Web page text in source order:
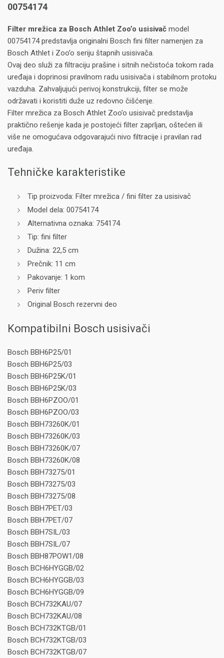
00754174
Filter mrežica za Bosch Athlet Zoo’o usisivač model
00754174 predstavlja originalni Bosch fini filter namenjen za
Bosch Athlet i Zoo’o seriju štapnih usisivača.
Ovaj deo služi za filtraciju prašine i sitnih nečistoća tokom rada
uređaja i doprinosi pravilnom radu usisivača i stabilnom protoku
vazduha. Zahvaljujući perivoj konstrukciji, filter se može
održavati i koristiti duže uz redovno čišćenje.
Filter mrežica za Bosch Athlet Zoo’o usisivač predstavlja
praktično rešenje kada je postojeći filter zaprljan, oštećen ili
više ne omogućava odgovarajući nivo filtracije i pravilan rad
uređaja.
Tehničke karakteristike
Tip proizvoda: Filter mrežica / fini filter za usisivač
Model dela: 00754174
Alternativna oznaka: 754174
Tip: fini filter
Dužina: 22,5 cm
Prečnik: 11 cm
Pakovanje: 1 kom
Periv filter
Original Bosch rezervni deo
Kompatibilni Bosch usisivači
Bosch BBH6P25/01
Bosch BBH6P25/03
Bosch BBH6P25K/01
Bosch BBH6P25K/03
Bosch BBH6PZOO/01
Bosch BBH6PZOO/03
Bosch BBH73260K/01
Bosch BBH73260K/03
Bosch BBH73260K/07
Bosch BBH73260K/08
Bosch BBH73275/01
Bosch BBH73275/03
Bosch BBH73275/08
Bosch BBH7PET/03
Bosch BBH7PET/07
Bosch BBH7SIL/03
Bosch BBH7SIL/07
Bosch BBH87POW1/08
Bosch BCH6HYGGB/02
Bosch BCH6HYGGB/03
Bosch BCH6HYGGB/09
Bosch BCH732KAU/07
Bosch BCH732KAU/08
Bosch BCH732KTGB/01
Bosch BCH732KTGB/03
Bosch BCH732KTGB/07